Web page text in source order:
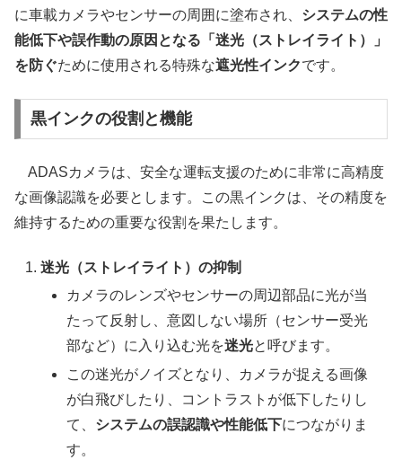
に車載カメラやセンサーの周囲に塗布され、 システムの性
能低下や誤作動の原因となる「迷光（ストレイライト）」
を防ぐために使用される特殊な遮光性インクです。
黒インクの役割と機能
ADASカメラは、安全な運転支援のために非常に高精度
な画像認識を必要とします。この黒インクは、その精度を
維持するための重要な役割を果たします。
迷光（ストレイライト）の抑制
カメラのレンズやセンサーの周辺部品に光が当
たって反射し、意図しない場所（センサー受光
部など）に入り込む光を迷光と呼びます。
この迷光がノイズとなり、カメラが捉える画像
が白飛びしたり、コントラストが低下したりし
て、 システムの誤認識や性能低下につながりま
す。